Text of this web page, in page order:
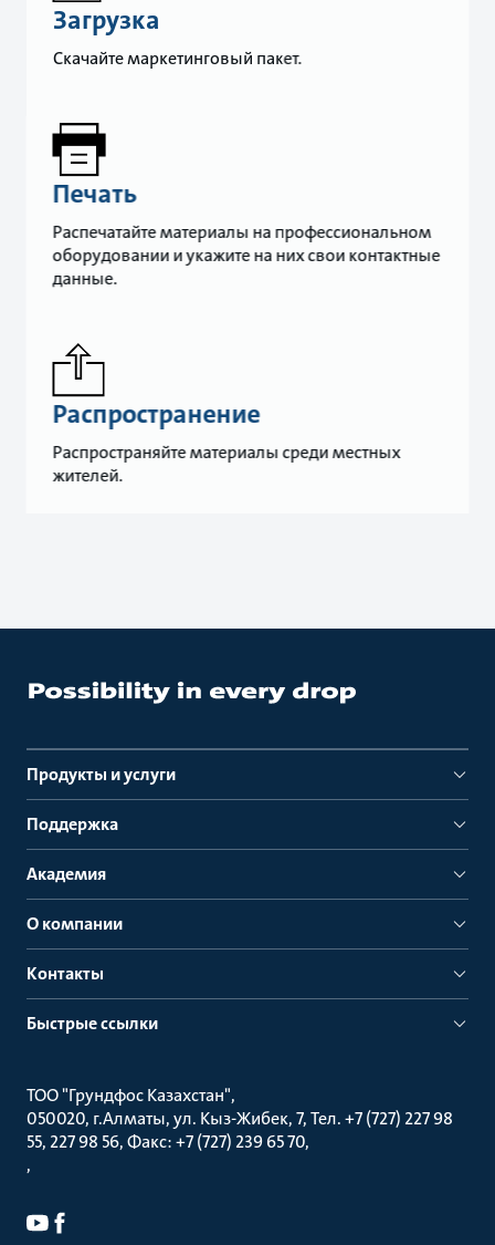
Загрузка
Скачайте маркетинговый пакет.
Печать
Распечатайте материалы на профессиональном
оборудовании и укажите на них свои контактные
данные.
Распространение
Распространяйте материалы среди местных
жителей.
Продукты и услуги
Поддержка
Академия
О компании
Контакты
Быстрые ссылки
ТОО "Грундфос Казахстан"
050020, г.Алматы, ул. Кыз-Жибек, 7, Тел. +7 (727) 227 98
55, 227 98 56, Факс: +7 (727) 239 65 70